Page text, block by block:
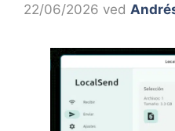
22/06/2026 ved